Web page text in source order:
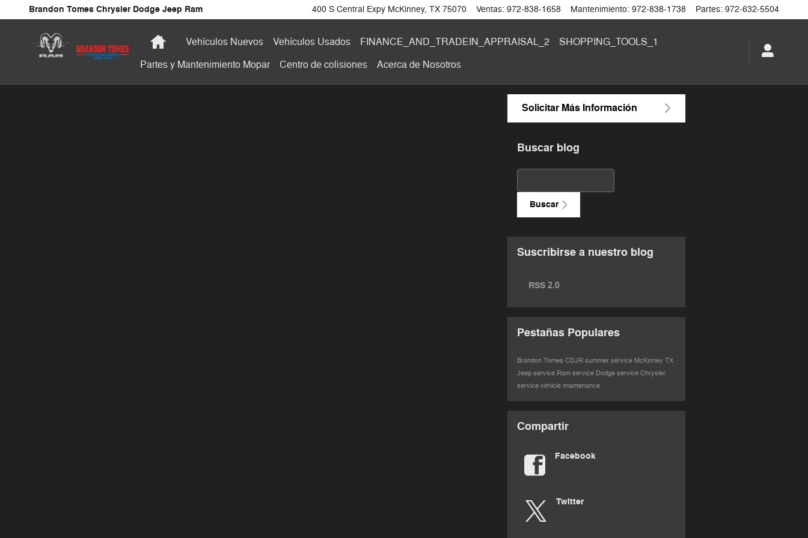
Saltar al contenido principal
Brandon Tomes Chrysler Dodge Jeep Ram 400 S Central Expy McKinney, TX 75070 Ventas: 972-838-1658 Mantenimiento: 972-838-1738 Partes: 972-632-5504
InicioVehículos Nuevos Vehículos Usados FINANCE_AND_TRADEIN_APPRAISAL_2
SHOPPING_TOOLS_1
Partes y Mantenimiento Mopar
Centro de colisiones Acerca de Nosotros
Solicitar Más Información
Buscar blog
Buscar blog
Buscar
Suscribirse a nuestro blog
RSS 2.0
Pestañas Populares
Brandon Tomes CDJR summer service McKinney TX
Jeep service Ram service Dodge service Chrysler
service vehicle maintenance
Compartir
Facebook
Twitter